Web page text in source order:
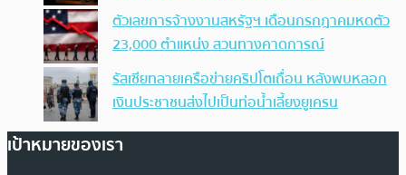
ตัวเลขการจ้างงานสหรัฐฯ เดือนกรกฎาคมหดตัว
23,000 ตำแหน่ง สวนทางคาดการณ์
รัสเซียทลายเครือข่ายคริปโตเถื่อน หลังพบหลอก
เงินประชาชนส่งไปเป็นท่อน้ำเลี้ยงยูเครน
เป้าหมายของเรา